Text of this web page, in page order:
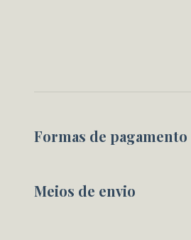
Formas de pagamento
Meios de envio